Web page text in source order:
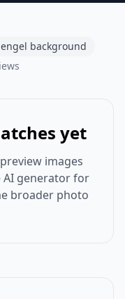
engel background
yet
images
AI generator for
broader photo